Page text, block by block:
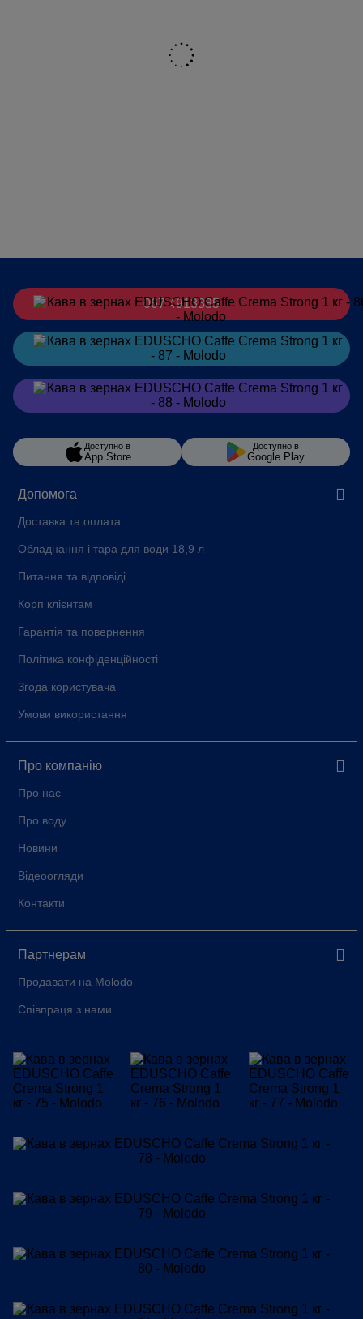
Допомога
Доставка та оплата
Обладнання і тара для води 18,9 л
Питання та відповіді
Корп клієнтам
Гарантія та повернення
Політика конфіденційності
Згода користувача
Умови використання
Про компанію
Про нас
Про воду
Новини
Відеоогляди
Контакти
Партнерам
Продавати на Molodo
Співпраця з нами
067 4913385
Замовитив Telegram
Замовитив Viber
Доступно в
App Store
Доступно в
Google Play